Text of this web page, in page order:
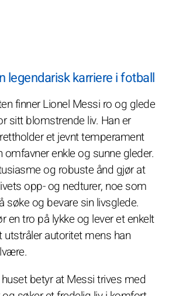
legendarisk karriere i fotball
finner Lionel Messi ro og glede
sitt blomstrende liv. Han er
et jevnt temperament
enkle og sunne gleder.
og robuste ånd gjør at
opp- og nedturer, noe som
søke og bevare sin livsglede.
en tro på lykke og lever et enkelt
utstråler autoritet mens han
betyr at Messi trives med